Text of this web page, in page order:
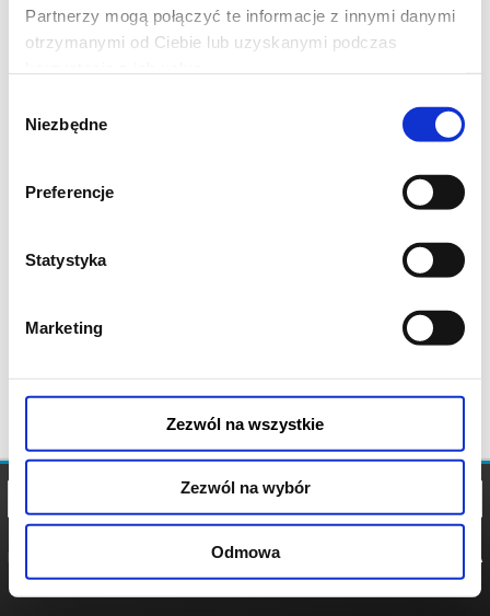
Partnerzy mogą połączyć te informacje z innymi danymi
otrzymanymi od Ciebie lub uzyskanymi podczas
zgody
Niezbędne
Preferencje
Statystyka
Marketing
Zezwól na wszystkie
Zezwól na wybór
Odmowa
POLITYKA
POLITYKA